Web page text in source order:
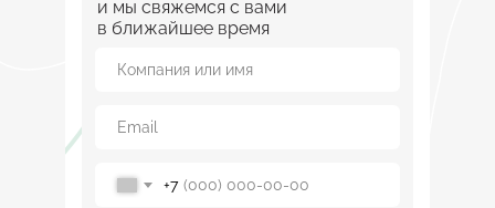
и мы свяжемся с вами
в ближайшее время
+7